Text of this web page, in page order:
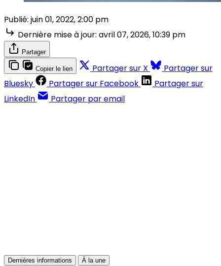
Publié: juin 01, 2022, 2:00 pm
Dernière mise à jour: avril 07, 2026, 10:39 pm
Partager
Copier le lien Partager sur X
Partager sur
Bluesky
Partager sur Facebook
Partager sur
LinkedIn
Partager par email
Dernières informations À la une